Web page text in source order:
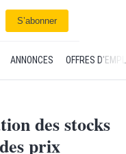
S’abonner
ANNONCES OFFRES
des stocks
prix